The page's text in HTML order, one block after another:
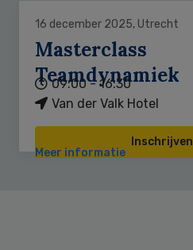
16 december 2025, Utrecht
Masterclass
Teamdynamiek
09:00 - 16:30
Van der Valk Hotel
Inschrijven
Meer informatie